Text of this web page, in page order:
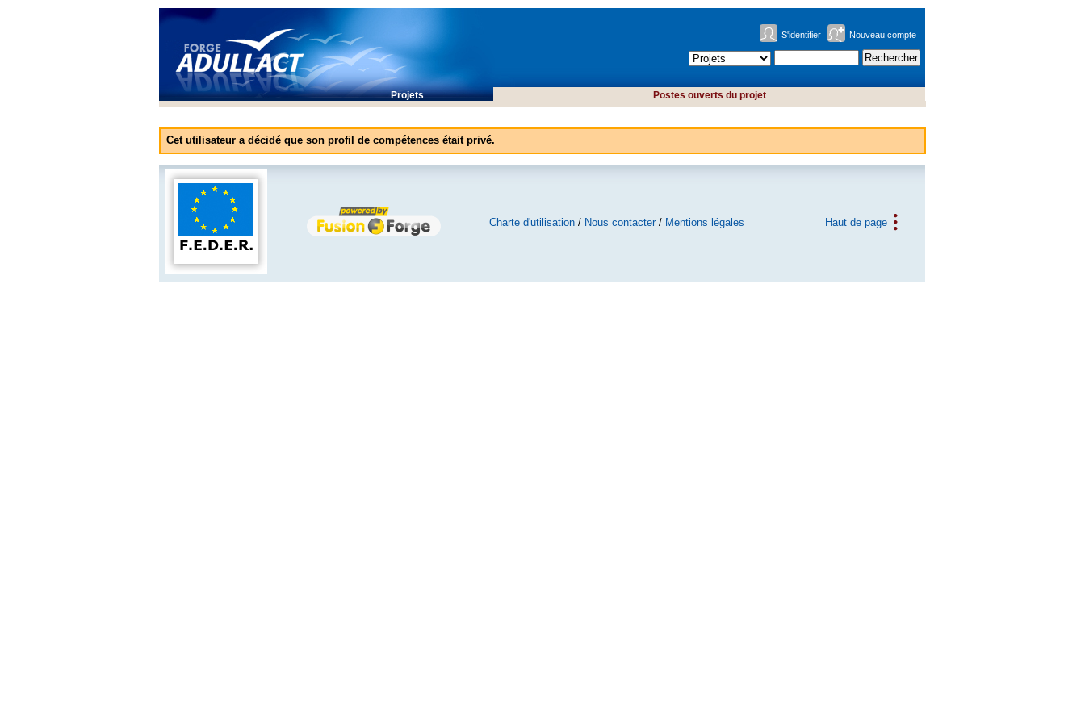
S'identifier Nouveau compte
Projets Postes ouverts du projet
Cet utilisateur a décidé que son profil de compétences était privé.
Charte d'utilisation/ Nous contacter/ Mentions légales Haut de page